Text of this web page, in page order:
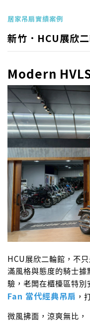
居家吊扇實績案例
新竹．HCU展欣
Modern
HCU展欣二輪館，不
滿風格與態度的騎士據
驗，老闆在櫃檯區特別
Fan 當代經典吊扇 ，
微風拂面，涼爽無比，